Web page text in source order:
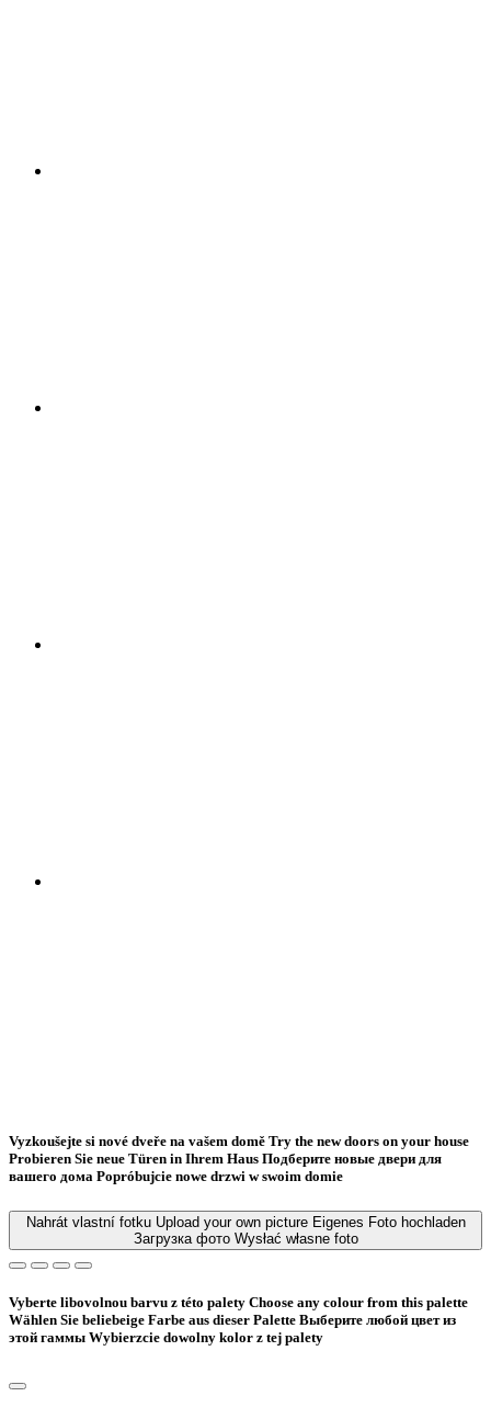
Vyzkoušejte si nové dveře na vašem domě Try the new doors on your house
Probieren Sie neue Türen in Ihrem Haus Подберите новые двери для
вашего дома Popróbujcie nowe drzwi w swoim domie
Nahrát vlastní fotku Upload your own picture Eigenes Foto hochladen
Загрузка фото Wysłać własne foto
Vyberte libovolnou barvu z této palety Choose any colour from this palette
Wählen Sie beliebeige Farbe aus dieser Palette Bыберите любой цвет из
этой гаммы Wybierzcie dowolny kolor z tej palety